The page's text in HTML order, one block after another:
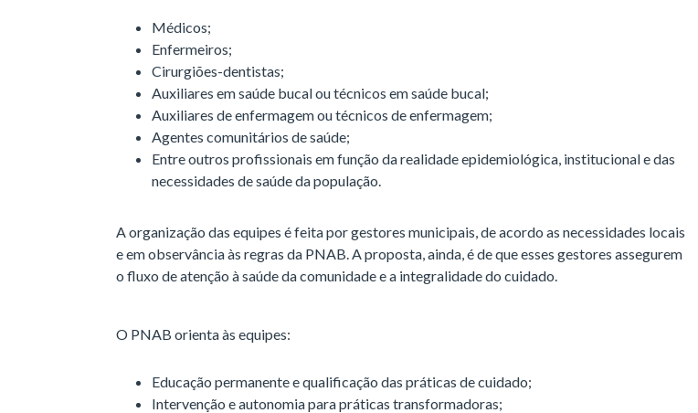
Médicos;
Enfermeiros;
Cirurgiões-dentistas;
Auxiliares em saúde bucal ou técnicos em saúde bucal;
Auxiliares de enfermagem ou técnicos de enfermagem;
Agentes comunitários de saúde;
Entre outros profissionais em função da realidade epidemiológica, institucional e das
necessidades de saúde da população.
A organização das equipes é feita por gestores municipais, de acordo as necessidades locais
e em observância às regras da PNAB. A proposta, ainda, é de que esses gestores assegurem
o fluxo de atenção à saúde da comunidade e a integralidade do cuidado.
O PNAB orienta às equipes:
Educação permanente e qualificação das práticas de cuidado;
Intervenção e autonomia para práticas transformadoras;